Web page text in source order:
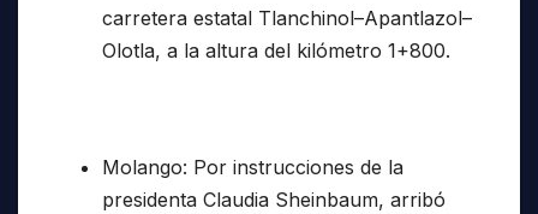
carretera estatal Tlanchinol–Apantlazol–
Olotla, a la altura del kilómetro 1+800.
Molango: Por instrucciones de la
presidenta Claudia Sheinbaum, arribó